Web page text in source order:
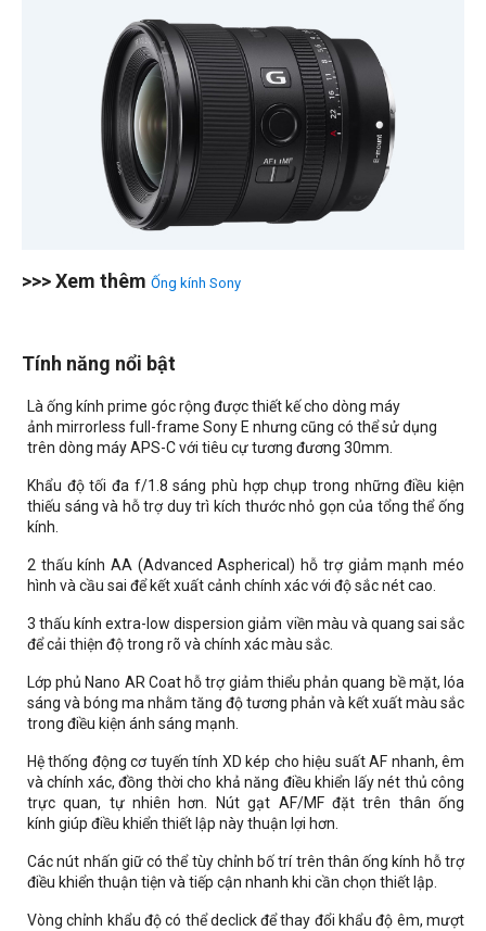
>>> Xem thêm Ống kính Sony
Tính năng nổi bật
Là ống kính prime góc rộng được thiết kế cho dòng máy
ảnh mirrorless full-frame Sony E nhưng cũng có thể sử dụng
trên dòng máy APS-C với tiêu cự tương đương 30mm.
Khẩu độ tối đa f/1.8 sáng phù hợp chụp trong những điều kiện
thiếu sáng và hỗ trợ duy trì kích thước nhỏ gọn của tổng thể ống
kính.
2 thấu kính AA (Advanced Aspherical) hỗ trợ giảm mạnh méo
hình và cầu sai để kết xuất cảnh chính xác với độ sắc nét cao.
3 thấu kính extra-low dispersion giảm viền màu và quang sai sắc
để cải thiện độ trong rõ và chính xác màu sắc.
Lớp phủ Nano AR Coat hỗ trợ giảm thiểu phản quang bề mặt, lóa
sáng và bóng ma nhằm tăng độ tương phản và kết xuất màu sắc
trong điều kiện ánh sáng mạnh.
Hệ thống động cơ tuyến tính XD kép cho hiệu suất AF nhanh, êm
và chính xác, đồng thời cho khả năng điều khiển lấy nét thủ công
trực quan, tự nhiên hơn. Nút gạt AF/MF đặt trên thân ống
kính giúp điều khiển thiết lập này thuận lợi hơn.
Các nút nhấn giữ có thể tùy chỉnh bố trí trên thân ống kính hỗ trợ
điều khiển thuận tiện và tiếp cận nhanh khi cần chọn thiết lập.
Vòng chỉnh khẩu độ có thể declick để thay đổi khẩu độ êm, mượt